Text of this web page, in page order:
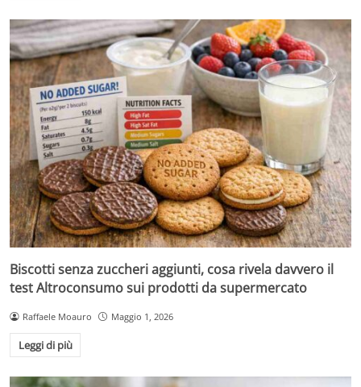
Biscotti senza zuccheri aggiunti, cosa rivela davvero il
test Altroconsumo sui prodotti da supermercato
Raffaele Moauro Maggio 1, 2026
Leggi di più